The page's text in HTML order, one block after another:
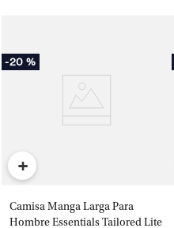
-20 %
+
Camisa Manga Larga Para
Hombre Essentials Tailored Lite